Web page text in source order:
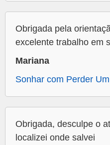
Obrigada pela
excelente trabalho em
Mariana
Sonhar com Perder
Obrigada, desculpe o
localizei onde salvei